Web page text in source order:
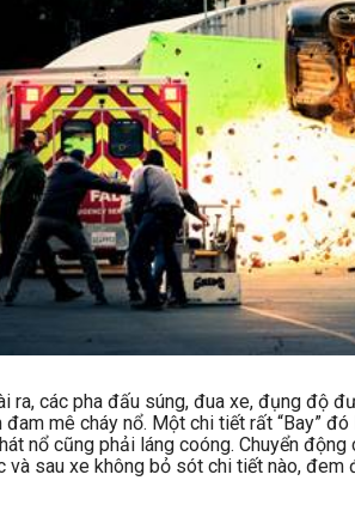
ra, các pha đấu súng, đua xe, đụng độ
đam mê cháy nổ. Một chi tiết rất “Bay”
nổ cũng phải láng coóng. Chuyển
và sau xe không bỏ sót chi tiết nào, đem